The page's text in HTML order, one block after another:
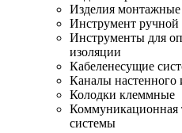
Изделия
Инструмент ручной
Инструменты для
изоляции
Кабеленесущие
Каналы настенного
Колодки клеммные
Коммуникационная
системы